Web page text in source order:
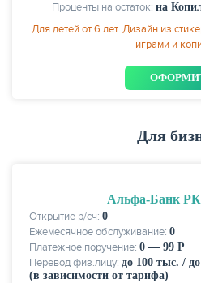
Проценты на остаток: на
Для детей от 6 лет. Дизайн из
играми и
Для
Альфа-Банк
Открытие р/сч: 0
Ежемесячное обслуживание: 0
Платежное поручение: 0 — 99 Р
Перевод физ.лицу: до 100 тыс. /
(в зависимости от тарифа)